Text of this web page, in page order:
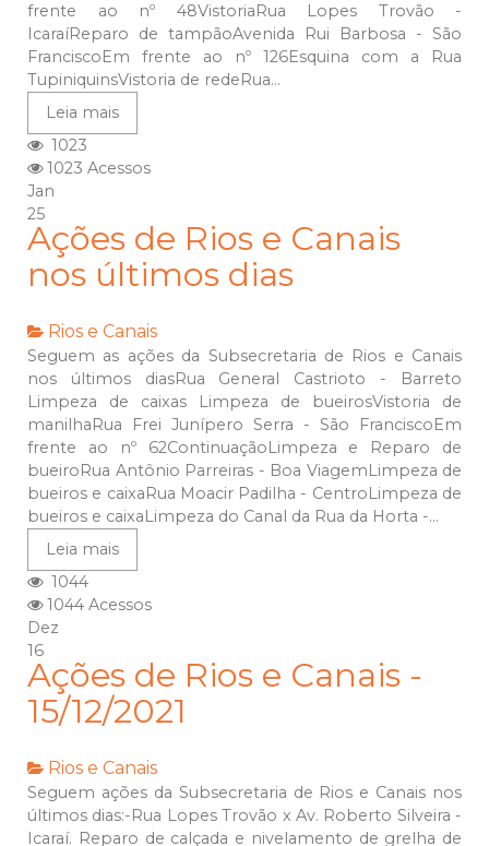
frente ao nº 48VistoriaRua Lopes Trovão -
IcaraíReparo de tampãoAvenida Rui Barbosa - São
FranciscoEm frente ao nº 126Esquina com a Rua
TupiniquinsVistoria de redeRua...
Leia mais
1023
1023 Acessos
Jan
25
Ações de Rios e Canais
nos últimos dias
Rios e Canais
Seguem as ações da Subsecretaria de Rios e Canais
nos últimos diasRua General Castrioto - Barreto
Limpeza de caixas Limpeza de bueirosVistoria de
manilhaRua Frei Junípero Serra - São FranciscoEm
frente ao nº 62ContinuaçãoLimpeza e Reparo de
bueiroRua Antônio Parreiras - Boa ViagemLimpeza de
bueiros e caixaRua Moacir Padilha - CentroLimpeza de
bueiros e caixaLimpeza do Canal da Rua da Horta -...
Leia mais
1044
1044 Acessos
Dez
16
Ações de Rios e Canais -
15/12/2021
Rios e Canais
Seguem ações da Subsecretaria de Rios e Canais nos
últimos dias:-Rua Lopes Trovão x Av. Roberto Silveira -
Icaraí. Reparo de calçada e nivelamento de grelha de